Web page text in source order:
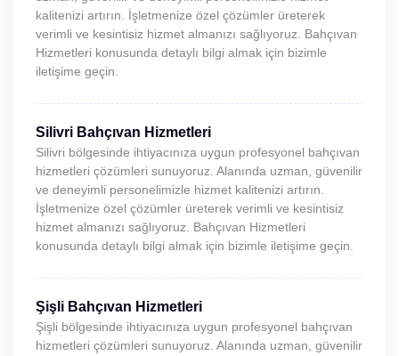
kalitenizi artırın. İşletmenize özel çözümler üreterek
verimli ve kesintisiz hizmet almanızı sağlıyoruz. Bahçıvan
Hizmetleri konusunda detaylı bilgi almak için bizimle
iletişime geçin.
Silivri Bahçıvan Hizmetleri
Silivri bölgesinde ihtiyacınıza uygun profesyonel bahçıvan
hizmetleri çözümleri sunuyoruz. Alanında uzman, güvenilir
ve deneyimli personelimizle hizmet kalitenizi artırın.
İşletmenize özel çözümler üreterek verimli ve kesintisiz
hizmet almanızı sağlıyoruz. Bahçıvan Hizmetleri
konusunda detaylı bilgi almak için bizimle iletişime geçin.
Şişli Bahçıvan Hizmetleri
Şişli bölgesinde ihtiyacınıza uygun profesyonel bahçıvan
hizmetleri çözümleri sunuyoruz. Alanında uzman, güvenilir